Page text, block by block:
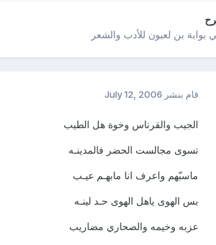
بوابة بن لعبون للأدب والشعر
قام بنشر July 12, 2006
الجيب والقرناس وخوة هل الطيب
تسوى مجالست الحضر فالمدينـه
ماسبّهم واعرف انا مابهـم عيـب
بس الهوى ياهل الهوى حـد لينـه
عزبه وخيمه والصحاري مضاريب